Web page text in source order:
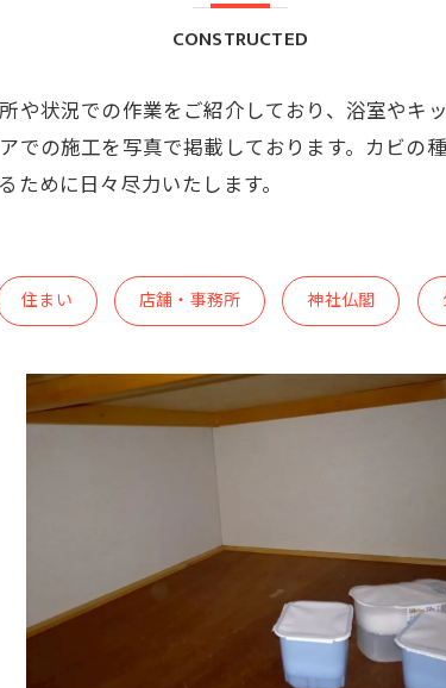
CONSTRUCTED
状況での作業をご紹介しており、浴室やキ
での施工を写真で掲載しております。カビの
めに日々尽力いたします。
住まい 店舗・事務所 神社仏閣